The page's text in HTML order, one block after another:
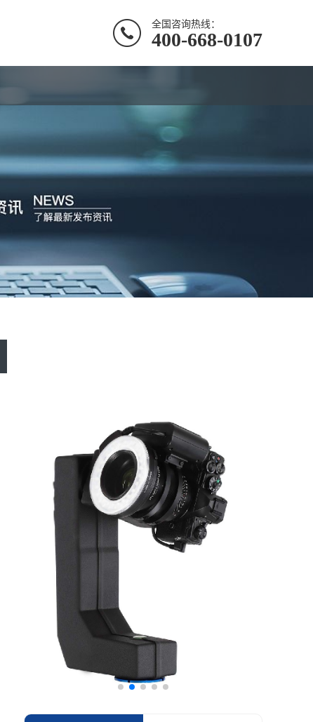
全国咨询热线：
400-668-0107